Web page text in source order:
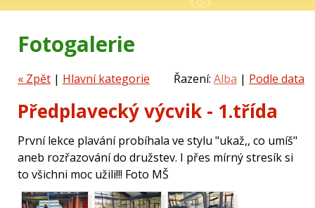
Fotogalerie
Řazení: Alba | Podle data
« Zpět | Hlavní kategorie
Předplavecký výcvik - 1.třída
První lekce plavání probíhala ve stylu "ukaž,, co umíš"
aneb rozřazování do družstev. I přes mírný stresík si
to všichni moc užili!!! Foto MŠ